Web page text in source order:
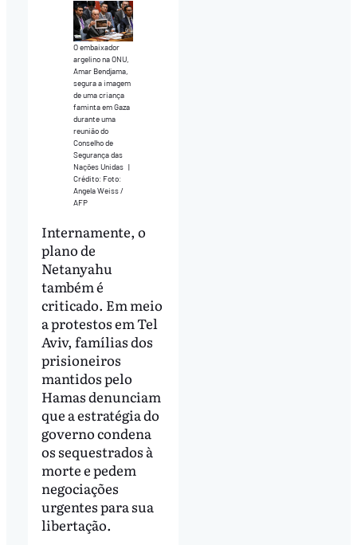
O embaixador
argelino na ONU,
Amar Bendjama,
segura a imagem
de uma criança
faminta em Gaza
durante uma
reunião do
Conselho de
Segurança das
Nações Unidas |
Crédito: Foto:
Angela Weiss /
AFP
Internamente, o
plano de
Netanyahu
também é
criticado. Em meio
a protestos em Tel
Aviv, famílias dos
prisioneiros
mantidos pelo
Hamas denunciam
que a estratégia do
governo condena
os sequestrados à
morte e pedem
negociações
urgentes para sua
libertação.